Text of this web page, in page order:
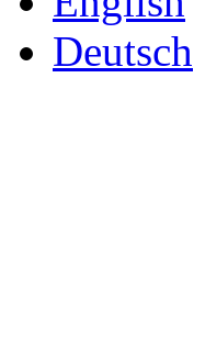
Deutsch